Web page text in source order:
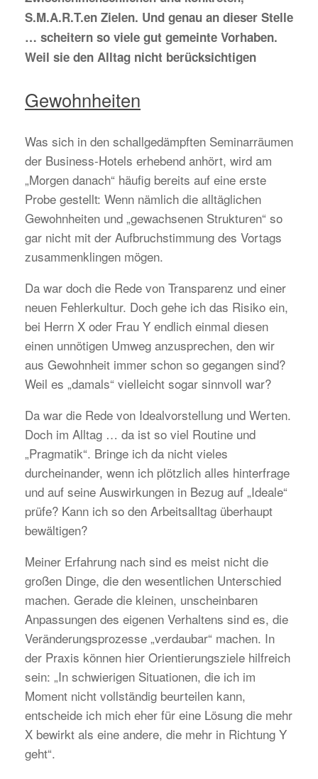
S.M.A.R.T.en Zielen. Und genau an dieser Stelle
… scheitern so viele gut gemeinte Vorhaben.
Weil sie den Alltag nicht berücksichtigen
Gewohnheiten
Was sich in den schallgedämpften Seminarräumen
der Business-Hotels erhebend anhört, wird am
„Morgen danach“ häufig bereits auf eine erste
Probe gestellt: Wenn nämlich die alltäglichen
Gewohnheiten und „gewachsenen Strukturen“ so
gar nicht mit der Aufbruchstimmung des Vortags
zusammenklingen mögen.
Da war doch die Rede von Transparenz und einer
neuen Fehlerkultur. Doch gehe ich das Risiko ein,
bei Herrn X oder Frau Y endlich einmal diesen
einen unnötigen Umweg anzusprechen, den wir
aus Gewohnheit immer schon so gegangen sind?
Weil es „damals“ vielleicht sogar sinnvoll war?
Da war die Rede von Idealvorstellung und Werten.
Doch im Alltag … da ist so viel Routine und
„Pragmatik“. Bringe ich da nicht vieles
durcheinander, wenn ich plötzlich alles hinterfrage
und auf seine Auswirkungen in Bezug auf „Ideale“
prüfe? Kann ich so den Arbeitsalltag überhaupt
bewältigen?
Meiner Erfahrung nach sind es meist nicht die
großen Dinge, die den wesentlichen Unterschied
machen. Gerade die kleinen, unscheinbaren
Anpassungen des eigenen Verhaltens sind es, die
Veränderungsprozesse „verdaubar“ machen. In
der Praxis können hier Orientierungsziele hilfreich
sein: „In schwierigen Situationen, die ich im
Moment nicht vollständig beurteilen kann,
entscheide ich mich eher für eine Lösung die mehr
X bewirkt als eine andere, die mehr in Richtung Y
geht“.